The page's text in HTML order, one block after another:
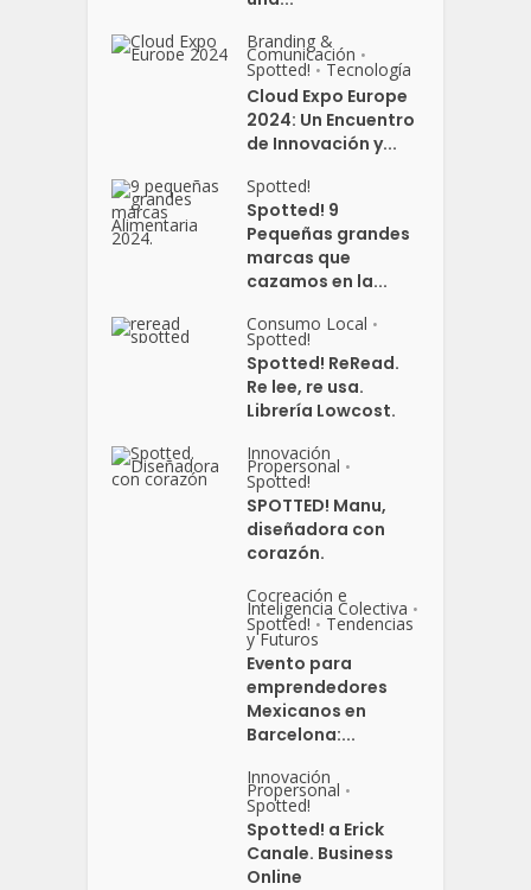
Branding &
Comunicación •
Spotted! • Tecnología
Cloud Expo Europe
2024: Un Encuentro
de Innovación y...
Spotted!
Spotted! 9
Pequeñas grandes
marcas que
cazamos en la...
Consumo Local •
Spotted!
Spotted! ReRead.
Re lee, re usa.
Librería Lowcost.
Innovación
Propersonal •
Spotted!
SPOTTED! Manu,
diseñadora con
corazón.
Cocreación e
Inteligencia Colectiva •
Spotted! • Tendencias
y Futuros
Evento para
emprendedores
Mexicanos en
Barcelona:...
Innovación
Propersonal •
Spotted!
Spotted! a Erick
Canale. Business
Online